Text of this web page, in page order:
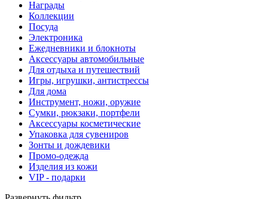
Награды
Коллекции
Посуда
Электроника
Ежедневники и блокноты
Аксессуары автомобильные
Для отдыха и путешествий
Игры, игрушки, антистрессы
Для дома
Инструмент, ножи, оружие
Сумки, рюкзаки, портфели
Аксессуары косметические
Упаковка для сувениров
Зонты и дождевики
Промо-одежда
Изделия из кожи
VIP - подарки